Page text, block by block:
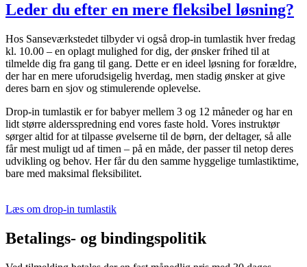
Leder du efter en mere fleksibel løsning?
Hos Sanseværkstedet tilbyder vi også drop-in tumlastik hver fredag
kl. 10.00 – en oplagt mulighed for dig, der ønsker frihed til at
tilmelde dig fra gang til gang. Dette er en ideel løsning for forældre,
der har en mere uforudsigelig hverdag, men stadig ønsker at give
deres barn en sjov og stimulerende oplevelse.
Drop-in tumlastik er for babyer mellem 3 og 12 måneder og har en
lidt større aldersspredning end vores faste hold. Vores instruktør
sørger altid for at tilpasse øvelserne til de børn, der deltager, så alle
får mest muligt ud af timen – på en måde, der passer til netop deres
udvikling og behov. Her får du den samme hyggelige tumlastiktime,
bare med maksimal fleksibilitet.
Læs om drop-in tumlastik
Betalings- og bindingspolitik